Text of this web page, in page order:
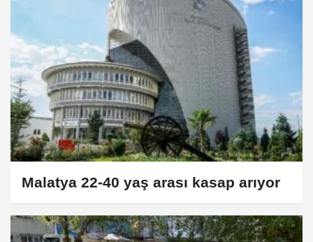
Malatya 22-40 yaş arası kasap arıyor